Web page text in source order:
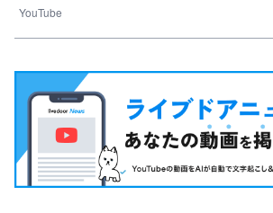
YouTube